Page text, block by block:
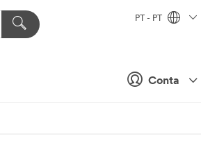
Conta
PT - PT